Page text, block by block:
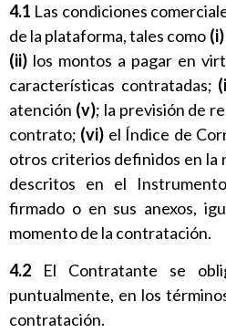
4.1 Las condiciones
de la plataforma, tales como (i)
(ii) los montos a pagar en
características contratadas;
atención (v); la previsión de
contrato; (vi) el Índice de
otros criterios definidos en la
descritos en el
firmado o en sus anexos,
momento de la contratación.
4.2 El Contratante se
puntualmente, en los
contratación.